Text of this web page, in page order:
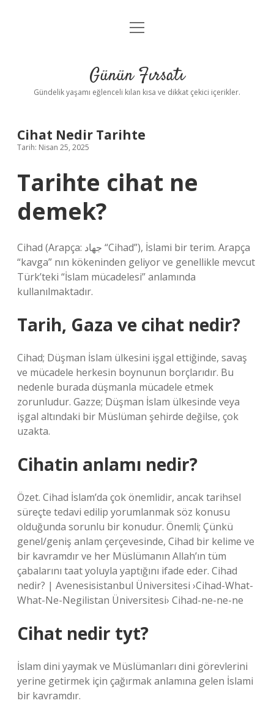
Anasayfa
Yasal Uyarı
menüyü
Günün Fırsatı
Gündelik yaşamı eğlenceli kılan kısa ve dikkat çekici içerikler.
Cihat Nedir Tarihte
Tarih: Nisan 25, 2025
Tarihte cihat ne
demek?
Cihad (Arapça: جهاد “Cihad”), İslami bir terim. Arapça
“kavga” nın kökeninden geliyor ve genellikle mevcut
Türk’teki “İslam mücadelesi” anlamında
kullanılmaktadır.
Tarih, Gaza ve cihat nedir?
Cihad; Düşman İslam ülkesini işgal ettiğinde, savaş
ve mücadele herkesin boynunun borçlarıdır. Bu
nedenle burada düşmanla mücadele etmek
zorunludur. Gazze; Düşman İslam ülkesinde veya
işgal altındaki bir Müslüman şehirde değilse, çok
uzakta.
Cihatin anlamı nedir?
Özet. Cihad İslam’da çok önemlidir, ancak tarihsel
süreçte tedavi edilip yorumlanmak söz konusu
olduğunda sorunlu bir konudur. Önemli; Çünkü
genel/geniş anlam çerçevesinde, Cihad bir kelime ve
bir kavramdır ve her Müslümanın Allah’ın tüm
çabalarını taat yoluyla yaptığını ifade eder. Cihad
nedir? | Avenesisistanbul Üniversitesi ›Cihad-What-
What-Ne-Negilistan Üniversitesi› Cihad-ne-ne-ne
Cihat nedir tyt?
İslam dini yaymak ve Müslümanları dini görevlerini
yerine getirmek için çağırmak anlamına gelen İslami
bir kavramdır.